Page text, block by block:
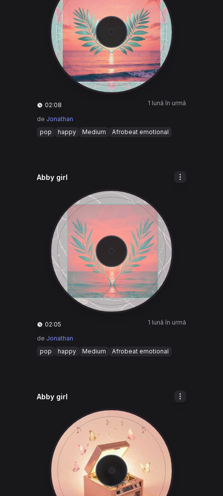
02:08 1 lună în urmă
de Jonathan
pop
happy Medium Afrobeat emotional
Abby girl
02:05 1 lună în urmă
de Jonathan
pop
happy Medium Afrobeat emotional
Abby girl